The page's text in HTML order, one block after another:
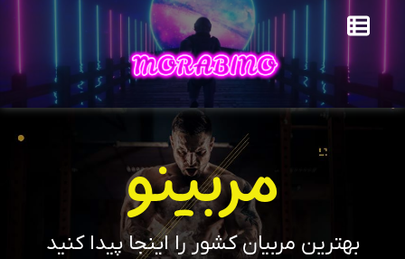
مربینو
بهترین مربیان کشور را اینجا پیدا کنید